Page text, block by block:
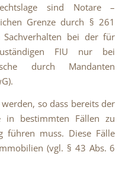
sind Notare –
Grenze durch § 261
bei der für
FIU nur bei
durch Mandanten
so dass bereits der
in bestimmten Fällen zu
führen muss. Diese Fälle
(vgl. § 43 Abs. 6